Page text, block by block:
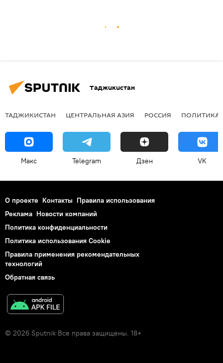
Таджикистан
ТАДЖИКИСТАН ЦЕНТРАЛЬНАЯ АЗИЯ РОССИЯ ПОЛИТИКА
Макс Telegram Дзен VK
О проекте Контакты Правила использования
Реклама Новости компаний
Политика конфиденциальности
Политика использования Cookie
Правила применения рекомендательных
технологий
Обратная связь
© 2026 Sputnik Все права защищены. 18+